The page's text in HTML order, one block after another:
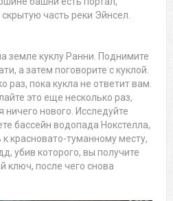
часть реки Эйнсел.
земле куклу Ранни. Поднимите
а затем поговорите с куклой.
раз, пока кукла не ответит вам.
это еще несколько раз,
ничего нового. Исследуйте
бассейн водопада Нокстелла,
красновато-туманному месту,
убив которого, вы получите
после чего снова